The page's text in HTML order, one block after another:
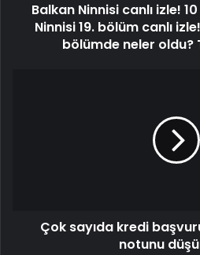
Balkan Ninnisi canlı izle!
Ninnisi 19. bölüm canlı
bölümde neler oldu?
Çok sayıda kredi
notunu